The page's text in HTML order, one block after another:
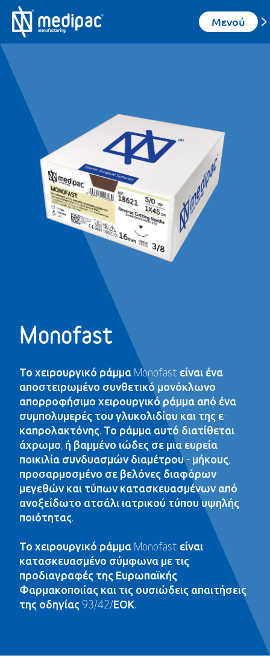
Μενού
Monofast
Το χειρουργικό ράμμα Monofast είναι ένα
αποστειρωμένο συνθετικό μονόκλωνο
απορροφήσιμο χειρουργικό ράμμα από ένα
συμπολυμερές του γλυκολιδίου και της ε-
καπρολακτόνης. Το ράμμα αυτό διατίθεται
άχρωμο, ή βαμμένο ιώδες σε μια ευρεία
ποικιλία συνδυασμών διαμέτρου - μήκους,
προσαρμοσμένο σε βελόνες διαφόρων
μεγεθών και τύπων κατασκευασμένων από
ανοξείδωτο ατσάλι ιατρικού τύπου υψηλής
ποιότητας.
Το χειρουργικό ράμμα Monofast είναι
κατασκευασμένο σύμφωνα με τις
προδιαγραφές της Ευρωπαϊκής
Φαρμακοποιίας και τις ουσιώδεις απαιτήσεις
της οδηγίας 93/42/ΕΟΚ.